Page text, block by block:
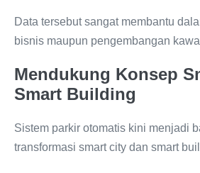
Data tersebut sangat membantu
bisnis maupun pengembangan
Mendukung Konsep
Smart Building
Sistem parkir otomatis kini menjadi
transformasi smart city dan smart